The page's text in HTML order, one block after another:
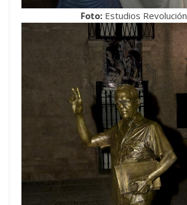
Foto: Estudios Revolución